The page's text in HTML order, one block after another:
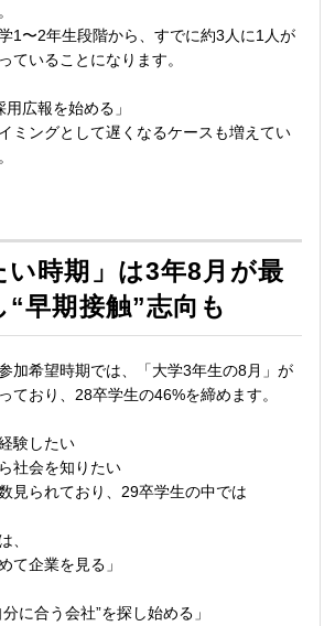
1〜2年生段階から、すでに約3人に1人が
ていることになります。
用広報を始める」
ミングとして遅くなるケースも増えてい
い時期」は3年8月が最
早期接触”志向も
加希望時期では、「大学3年生の8月」が
ており、28卒学生の46%を締めます。
験したい
社会を知りたい
見られており、29卒学生の中では
、
て企業を見る」
分に合う会社”を探し始める」